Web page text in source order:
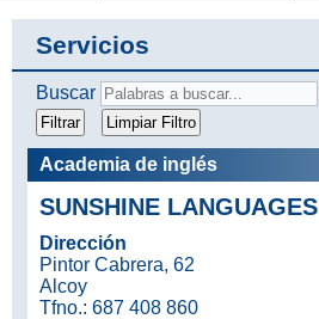
visitantes.
Aceptar
Servicios
Buscar
Academia de inglés
SUNSHINE LANGUAGES
Dirección
Pintor Cabrera, 62
Alcoy
Tfno.: 687 408 860